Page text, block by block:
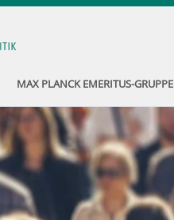
MAX PLANCK EMERITUS-GRUPPE